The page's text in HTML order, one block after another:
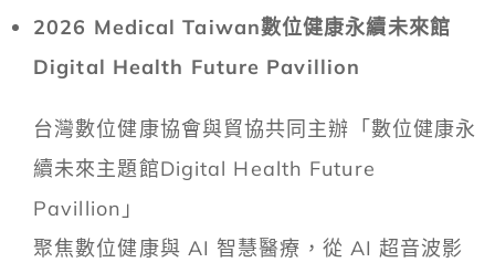
2026 Medical Taiwan數位健康永續未來館
Digital Health Future Pavillion
台灣數位健康協會與貿協共同主辦「數位健康永
續未來主題館Digital Health Future
Pavillion」
聚焦數位健康與 AI 智慧醫療，從 AI 超音波影